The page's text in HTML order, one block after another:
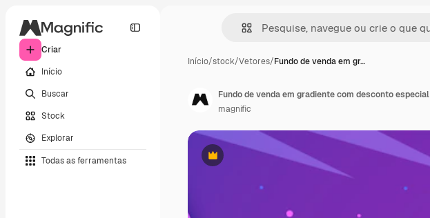
Criar
Início
Buscar
Stock
Explorar
Todas as ferramentas
Início/stock/Vetores/Fundo de venda em gr…
Premium
Fundo de venda em gradiente com desconto especial
magnific